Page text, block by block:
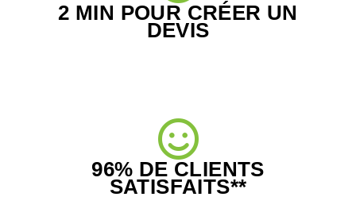
2 MIN POUR CRÉER UN
DEVIS
96% DE CLIENTS
SATISFAITS**